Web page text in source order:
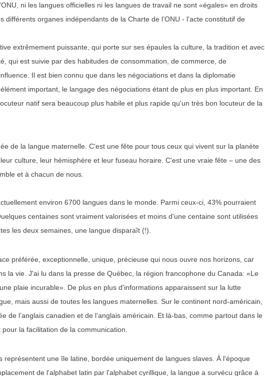
ni les langues officielles ni les langues de travail ne sont «égales» en droits
différents organes indépendants de la Charte de l’ONU - l'acte constitutif de
extrêmement puissante, qui porte sur ses épaules la culture, la tradition et avec
qui est suivie par des habitudes de consommation, de commerce, de
Il est bien connu que dans les négociations et dans la diplomatie
important, le langage des négociations étant de plus en plus important. En
natif sera beaucoup plus habile et plus rapide qu'un très bon locuteur de la
de la langue maternelle. C'est une fête pour tous ceux qui vivent sur la planète
culture, leur hémisphère et leur fuseau horaire. C'est une vraie fête – une des
et à chacun de nous.
environ 6700 langues dans le monde. Parmi ceux-ci, 43% pourraient
centaines sont vraiment valorisées et moins d'une centaine sont utilisées
les deux semaines, une langue disparaît (!).
préférée, exceptionnelle, unique, précieuse qui nous ouvre nos horizons, car
la vie. J'ai lu dans la presse de Québec, la région francophone du Canada: «Le
plaie incurable». De plus en plus d'informations apparaissent sur la lutte
mais aussi de toutes les langues maternelles. Sur le continent nord-américain,
de l’anglais canadien et de l’anglais américain. Et là-bas, comme partout dans le
la facilitation de la communication.
représentent une île latine, bordée uniquement de langues slaves. À l'époque
de l'alphabet latin par l'alphabet cyrillique, la langue a survécu grâce à